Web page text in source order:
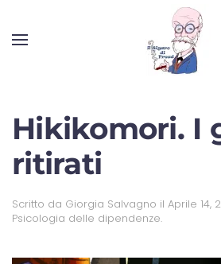
Hikikomori. I
ritirati
Scritto da Giorgia Salvagno il Aprile 14,
Psicologia delle dipendenze.